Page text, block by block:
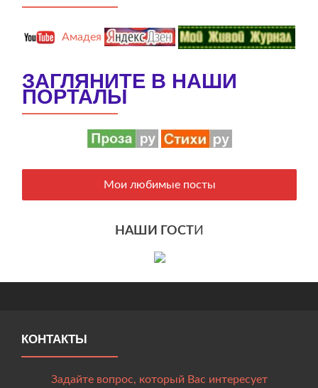
Амадея
ЗАГЛЯНИТЕ В НАШИ
ПОРТАЛЫ
Мои любимые посты
НАШИ ГОСТИ
КОНТАКТЫ
Задайте вопрос, который Вас интересует